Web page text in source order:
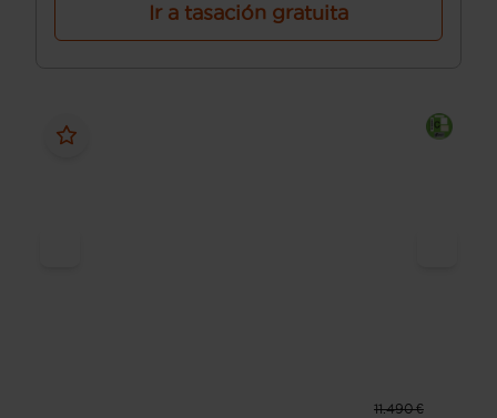
Ir a tasación gratuita
11.490 €